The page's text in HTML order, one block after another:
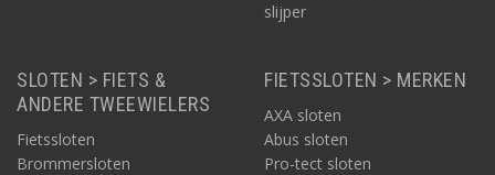
slijper
SLOTEN > FIETS &
ANDERE TWEEWIELERS
Fietssloten
Brommersloten
FIETSSLOTEN > MERKEN
AXA sloten
Abus sloten
Pro-tect sloten